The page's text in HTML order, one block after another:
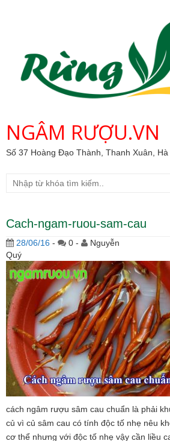
NGÂM RƯỢU.VN
Số 37 Hoàng Đạo Thành, Thanh Xuân, Hà
Cach-ngam-ruou-sam-cau
28/06/16 - 0 -
Nguyễn
Quý
cách ngâm rượu sâm cau chuẩn là phải
củ vì củ sâm cau có tính độc tố nhẹ nêu
cơ thể nhưng với độc tố nhẹ vậy cần liều